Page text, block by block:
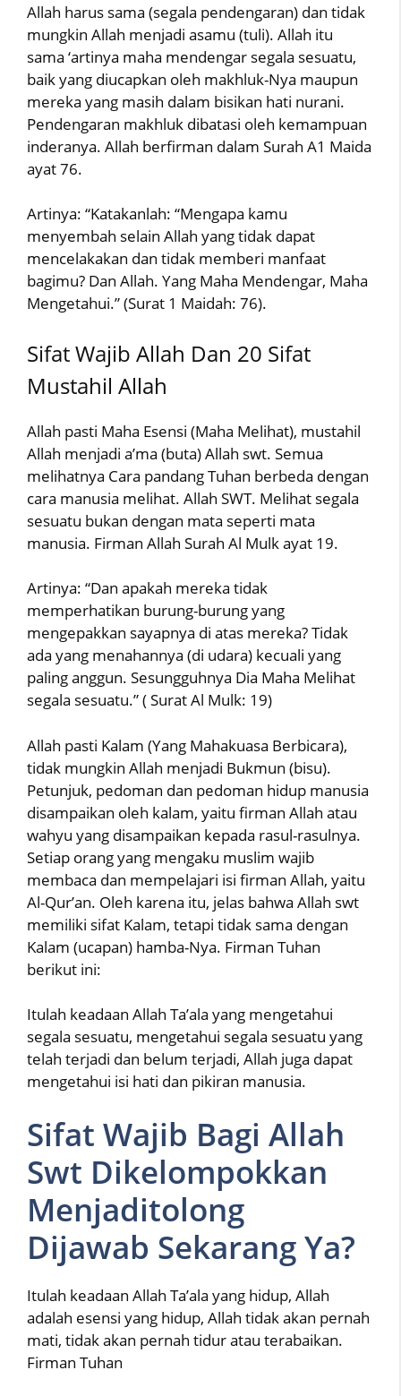
Allah harus sama (segala pendengaran) dan tidak
mungkin Allah menjadi asamu (tuli). Allah itu
sama ‘artinya maha mendengar segala sesuatu,
baik yang diucapkan oleh makhluk-Nya maupun
mereka yang masih dalam bisikan hati nurani.
Pendengaran makhluk dibatasi oleh kemampuan
inderanya. Allah berfirman dalam Surah A1 Maida
ayat 76.
Artinya: “Katakanlah: “Mengapa kamu
menyembah selain Allah yang tidak dapat
mencelakakan dan tidak memberi manfaat
bagimu? Dan Allah. Yang Maha Mendengar, Maha
Mengetahui.” (Surat 1 Maidah: 76).
Sifat Wajib Allah Dan 20 Sifat
Mustahil Allah
Allah pasti Maha Esensi (Maha Melihat), mustahil
Allah menjadi a’ma (buta) Allah swt. Semua
melihatnya Cara pandang Tuhan berbeda dengan
cara manusia melihat. Allah SWT. Melihat segala
sesuatu bukan dengan mata seperti mata
manusia. Firman Allah Surah Al Mulk ayat 19.
Artinya: “Dan apakah mereka tidak
memperhatikan burung-burung yang
mengepakkan sayapnya di atas mereka? Tidak
ada yang menahannya (di udara) kecuali yang
paling anggun. Sesungguhnya Dia Maha Melihat
segala sesuatu.” ( Surat Al Mulk: 19)
Allah pasti Kalam (Yang Mahakuasa Berbicara),
tidak mungkin Allah menjadi Bukmun (bisu).
Petunjuk, pedoman dan pedoman hidup manusia
disampaikan oleh kalam, yaitu firman Allah atau
wahyu yang disampaikan kepada rasul-rasulnya.
Setiap orang yang mengaku muslim wajib
membaca dan mempelajari isi firman Allah, yaitu
Al-Qur’an. Oleh karena itu, jelas bahwa Allah swt
memiliki sifat Kalam, tetapi tidak sama dengan
Kalam (ucapan) hamba-Nya. Firman Tuhan
berikut ini:
Itulah keadaan Allah Ta’ala yang mengetahui
segala sesuatu, mengetahui segala sesuatu yang
telah terjadi dan belum terjadi, Allah juga dapat
mengetahui isi hati dan pikiran manusia.
Sifat Wajib Bagi Allah
Swt Dikelompokkan
Menjaditolong
Dijawab Sekarang Ya?
Itulah keadaan Allah Ta’ala yang hidup, Allah
adalah esensi yang hidup, Allah tidak akan pernah
mati, tidak akan pernah tidur atau terabaikan.
Firman Tuhan